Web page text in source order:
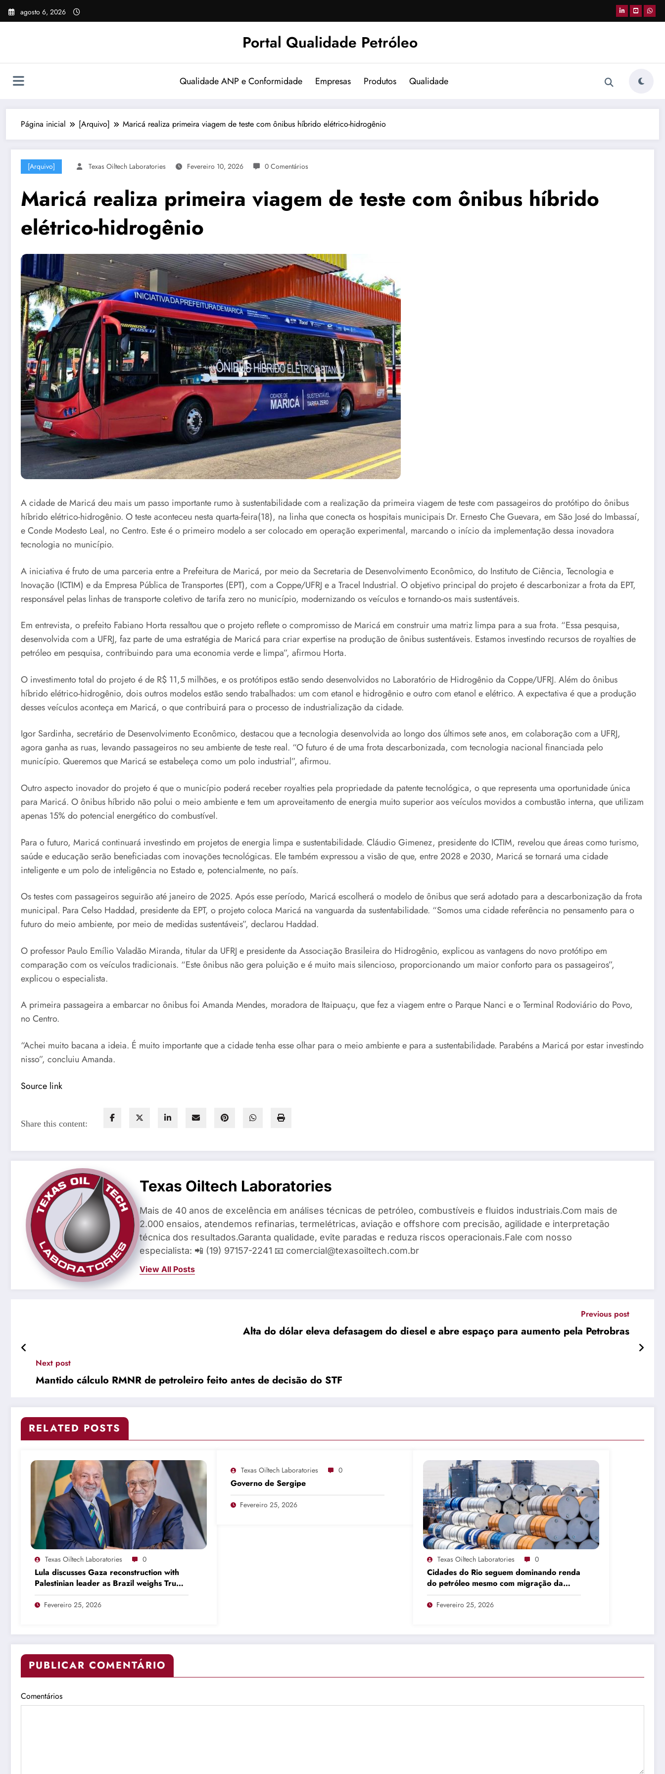
Pular
para
agosto 6, 2026
Portal Qualidade Petróleo
Qualidade ANP e Conformidade Empresas Produtos Qualidade
Página inicial [Arquivo] Maricá realiza primeira viagem de teste com ônibus híbrido elétrico-hidrogênio
[Arquivo] Texas Oiltech Laboratories Fevereiro 10, 2026 0 Comentários
Maricá realiza primeira viagem de teste com ônibus híbrido
elétrico-hidrogênio
A cidade de Maricá deu mais um passo importante rumo à sustentabilidade com a realização da primeira viagem de teste com passageiros do protótipo do ônibus
híbrido elétrico-hidrogênio. O teste aconteceu nesta quarta-feira(18), na linha que conecta os hospitais municipais Dr. Ernesto Che Guevara, em São José do Imbassaí,
e Conde Modesto Leal, no Centro. Este é o primeiro modelo a ser colocado em operação experimental, marcando o início da implementação dessa inovadora
tecnologia no município.
A iniciativa é fruto de uma parceria entre a Prefeitura de Maricá, por meio da Secretaria de Desenvolvimento Econômico, do Instituto de Ciência, Tecnologia e
Inovação (ICTIM) e da Empresa Pública de Transportes (EPT), com a Coppe/UFRJ e a Tracel Industrial. O objetivo principal do projeto é descarbonizar a frota da EPT,
responsável pelas linhas de transporte coletivo de tarifa zero no município, modernizando os veículos e tornando-os mais sustentáveis.
Em entrevista, o prefeito Fabiano Horta ressaltou que o projeto reflete o compromisso de Maricá em construir uma matriz limpa para a sua frota. “Essa pesquisa,
desenvolvida com a UFRJ, faz parte de uma estratégia de Maricá para criar expertise na produção de ônibus sustentáveis. Estamos investindo recursos de royalties de
petróleo em pesquisa, contribuindo para uma economia verde e limpa”, afirmou Horta.
O investimento total do projeto é de R$ 11,5 milhões, e os protótipos estão sendo desenvolvidos no Laboratório de Hidrogênio da Coppe/UFRJ. Além do ônibus
híbrido elétrico-hidrogênio, dois outros modelos estão sendo trabalhados: um com etanol e hidrogênio e outro com etanol e elétrico. A expectativa é que a produção
desses veículos aconteça em Maricá, o que contribuirá para o processo de industrialização da cidade.
Igor Sardinha, secretário de Desenvolvimento Econômico, destacou que a tecnologia desenvolvida ao longo dos últimos sete anos, em colaboração com a UFRJ,
agora ganha as ruas, levando passageiros no seu ambiente de teste real. “O futuro é de uma frota descarbonizada, com tecnologia nacional financiada pelo
município. Queremos que Maricá se estabeleça como um polo industrial”, afirmou.
Outro aspecto inovador do projeto é que o município poderá receber royalties pela propriedade da patente tecnológica, o que representa uma oportunidade única
para Maricá. O ônibus híbrido não polui o meio ambiente e tem um aproveitamento de energia muito superior aos veículos movidos a combustão interna, que utilizam
apenas 15% do potencial energético do combustível.
Para o futuro, Maricá continuará investindo em projetos de energia limpa e sustentabilidade. Cláudio Gimenez, presidente do ICTIM, revelou que áreas como turismo,
saúde e educação serão beneficiadas com inovações tecnológicas. Ele também expressou a visão de que, entre 2028 e 2030, Maricá se tornará uma cidade
inteligente e um polo de inteligência no Estado e, potencialmente, no país.
Os testes com passageiros seguirão até janeiro de 2025. Após esse período, Maricá escolherá o modelo de ônibus que será adotado para a descarbonização da frota
municipal. Para Celso Haddad, presidente da EPT, o projeto coloca Maricá na vanguarda da sustentabilidade. “Somos uma cidade referência no pensamento para o
futuro do meio ambiente, por meio de medidas sustentáveis”, declarou Haddad.
O professor Paulo Emílio Valadão Miranda, titular da UFRJ e presidente da Associação Brasileira do Hidrogênio, explicou as vantagens do novo protótipo em
comparação com os veículos tradicionais. “Este ônibus não gera poluição e é muito mais silencioso, proporcionando um maior conforto para os passageiros”,
explicou o especialista.
A primeira passageira a embarcar no ônibus foi Amanda Mendes, moradora de Itaipuaçu, que fez a viagem entre o Parque Nanci e o Terminal Rodoviário do Povo,
no Centro.
“Achei muito bacana a ideia. É muito importante que a cidade tenha esse olhar para o meio ambiente e para a sustentabilidade. Parabéns a Maricá por estar investindo
nisso”, concluiu Amanda.
Source link
Share this content:
Texas Oiltech Laboratories
Mais de 40 anos de excelência em análises técnicas de petróleo, combustíveis e fluidos industriais.Com mais de
2.000 ensaios, atendemos refinarias, termelétricas, aviação e offshore com precisão, agilidade e interpretação
técnica dos resultados.Garanta qualidade, evite paradas e reduza riscos operacionais.Fale com nosso
especialista: 📲 (19) 97157-2241 📧 comercial@texasoiltech.com.br
View All Posts
Previous post
Alta do dólar eleva defasagem do diesel e abre espaço para aumento pela Petrobras
Next post
Mantido cálculo RMNR de petroleiro feito antes de decisão do STF
RELATED POSTS
Texas Oiltech Laboratories 0
Lula discusses Gaza reconstruction with
Palestinian leader as Brazil weighs Trump
invitation
Fevereiro 25, 2026
Texas Oiltech Laboratories 0
Governo de Sergipe
Fevereiro 25, 2026
Texas Oiltech Laboratories 0
Cidades do Rio seguem dominando renda
do petróleo mesmo com migração da
produção
Fevereiro 25, 2026
PUBLICAR COMENTÁRIO
Comentários